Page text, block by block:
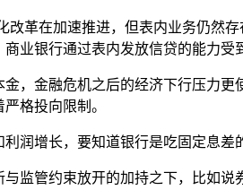
改革在加速推进，但表内业务仍然
业银行通过表内发放信贷的能力受
，金融危机之后的经济下行压力
格投向限制。
润增长，要知道银行是吃固定息差
监管约束放开的加持之下，比如